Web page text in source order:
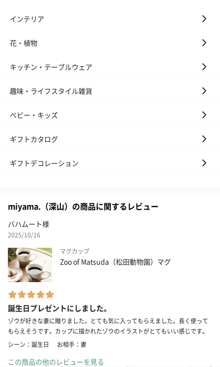
インテリア
花・植物
キッチン・テーブルウェア
趣味・ライフスタイル雑貨
ベビー・キッズ
ギフトカタログ
ギフトデコレーション
miyama.（深山）の商品に関するレビュー
バハムート様
2025/10/16
マグカップ
Zoo of Matsuda（松田動物園）マグ
誕生日プレゼントにしました。
ゾウが好きな妻に贈りました。とても気に入ってもらえました。長く使って
もらえそうです。カップに描かれたゾウのイラストがとてもいい感じです。
シーン：誕生日
お相手：妻
この商品の他のレビューを見る